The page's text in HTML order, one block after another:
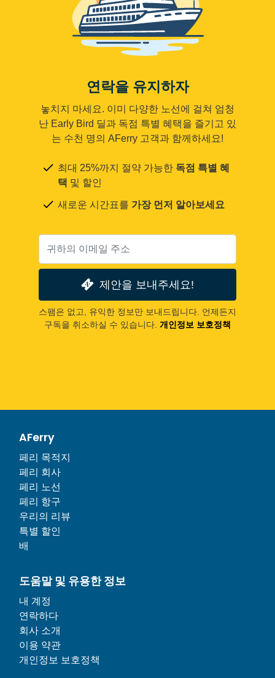
연락을 유지하자
놓치지 마세요. 이미 다양한 노선에 걸쳐 엄청
난 Early Bird 딜과 독점 특별 혜택을 즐기고 있
는 수천 명의 AFerry 고객과 함께하세요!
최대 25%까지 절약 가능한 독점 특별 혜
택 및 할인
새로운 시간표를 가장 먼저 알아보세요
제안을 보내주세요!
스팸은 없고, 유익한 정보만 보내드립니다. 언제든지
구독을 취소하실 수 있습니다. 개인정보 보호정책
AFerry
페리 목적지
페리 회사
페리 노선
페리 항구
우리의 리뷰
특별 할인
배
도움말 및 유용한 정보
내 계정
연락하다
회사 소개
이용 약관
개인정보 보호정책